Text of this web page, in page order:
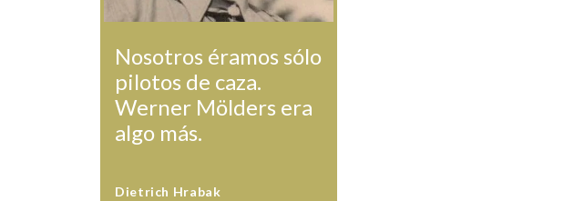
Nosotros éramos sólo
pilotos de caza.
Werner Mölders era
algo más.
Dietrich Hrabak